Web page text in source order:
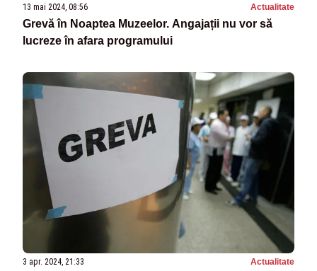
13 mai 2024, 08:56 Actualitate
Grevă în Noaptea Muzeelor. Angajații nu vor să
lucreze în afara programului
3 apr. 2024, 21:33 Actualitate